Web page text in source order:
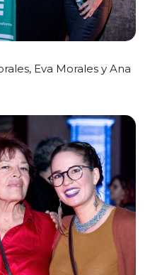
Eva Morales y Ana